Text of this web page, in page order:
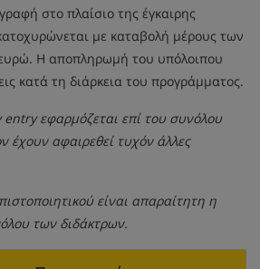
στο πλαίσιο της έγκαιρης
με καταβολή μέρους των
Η αποπληρωμή του υπόλοιπου
κατά τη διάρκεια του προγράμματος.
εφαρμόζεται επί του συνόλου
έχουν αφαιρεθεί τυχόν άλλες
είναι απαραίτητη η
των διδάκτρων.